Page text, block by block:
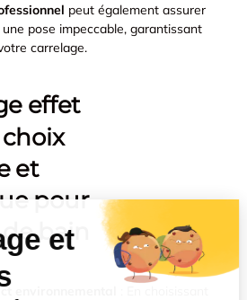
peut également assurer
pose impeccable, garantissant
carrelage.
effet
et
pour
bain
environnemental